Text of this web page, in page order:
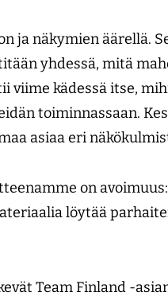
ja näkymien äärellä.
yhdessä, mitä
viime kädessä itse,
toiminnassaan.
asiaa eri
on
löytää
Team Finland -